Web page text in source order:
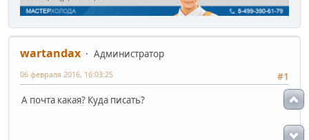
wartandax
Администратор
#1
06 февраля 2016, 16:03:25
А почта какая? Куда писать?